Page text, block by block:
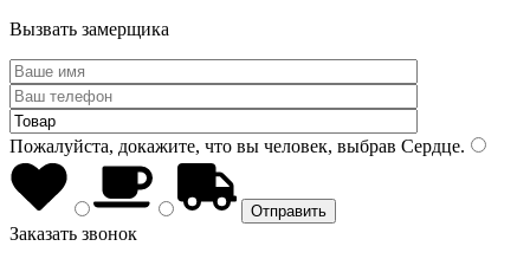
Вызвать замерщика
Пожалуйста, докажите, что вы человек, выбрав Сердце.
Заказать звонок